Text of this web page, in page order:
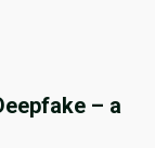
– a